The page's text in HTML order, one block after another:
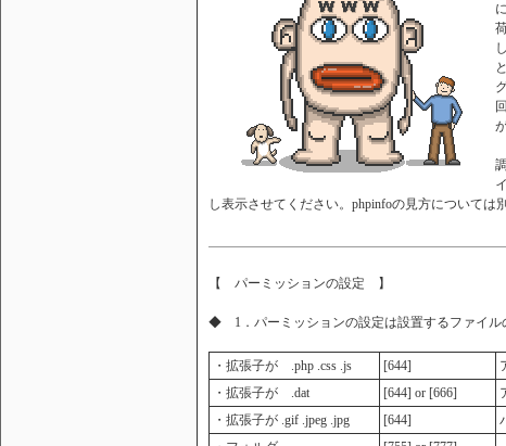
し表示させてください。phpinfoの見方については
【 パーミッションの設定 】
◆ 1．パーミッションの設定は設置するファイル
・拡張子が .php .css .js [644]
・拡張子が .dat
[644] or [666]
・拡張子が .gif .jpeg .jpg
[644]